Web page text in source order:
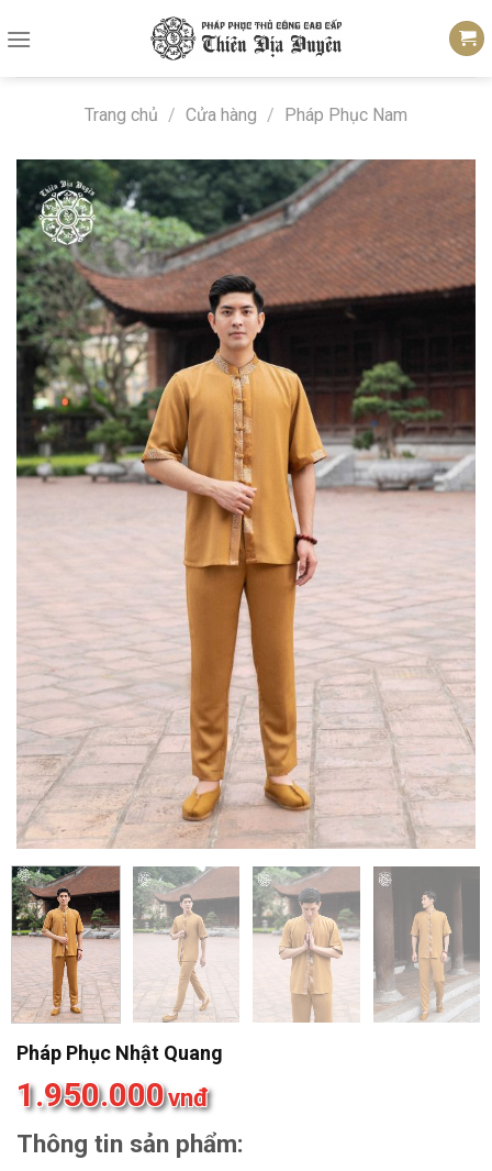
to
Trang chủ / Cửa hàng / Pháp Phục Nam
Pháp Phục Nhật Quang
1.950.000vnđ
Thông tin sản phẩm: